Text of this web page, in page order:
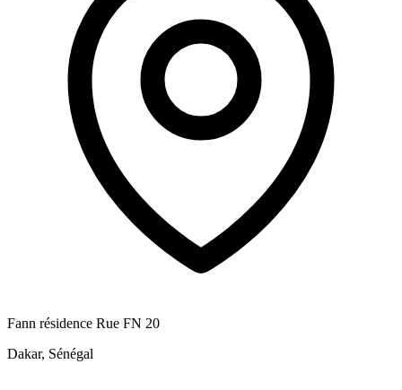
Fann résidence Rue FN 20
Dakar, Sénégal